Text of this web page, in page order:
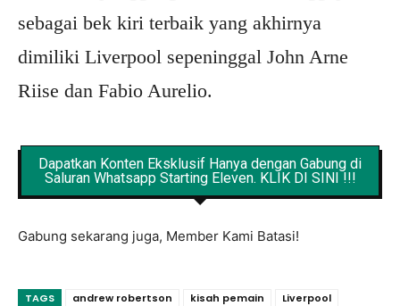
sebagai bek kiri terbaik yang akhirnya
dimiliki Liverpool sepeninggal John Arne
Riise dan Fabio Aurelio.
Dapatkan Konten Eksklusif Hanya dengan Gabung di
Saluran Whatsapp Starting Eleven. KLIK DI SINI !!!
Gabung sekarang juga, Member Kami Batasi!
TAGS andrew robertson kisah pemain
Liverpool